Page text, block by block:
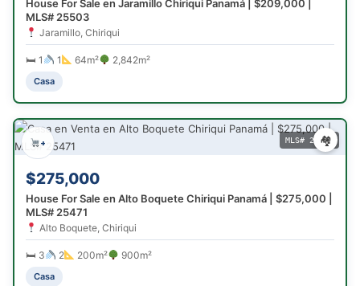
House For Sale en Jaramillo Chiriqui Panamá | $209,000 |
MLS# 25503
Jaramillo, Chiriqui
🛏 1 1 64m² 2,842m²
Casa
MLS# 25471
🏘
$275,000
House For Sale en Alto Boquete Chiriqui Panamá | $275,000 |
MLS# 25471
Alto Boquete, Chiriqui
🛏 3 2 200m² 900m²
Casa
+